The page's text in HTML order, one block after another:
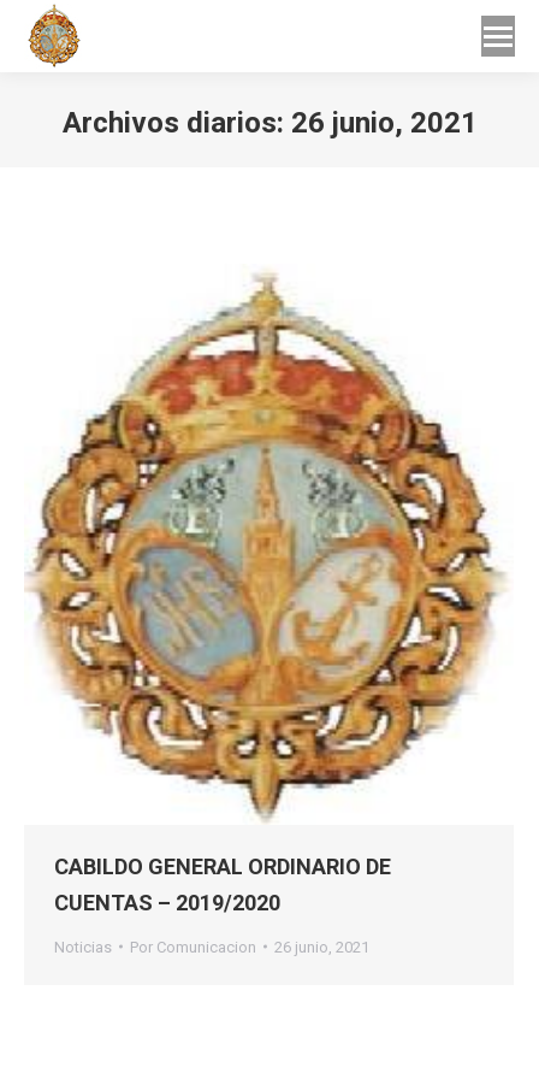
Archivos diarios: 26 junio, 2021
CABILDO GENERAL ORDINARIO DE
CUENTAS – 2019/2020
Noticias Por Comunicacion 26 junio, 2021